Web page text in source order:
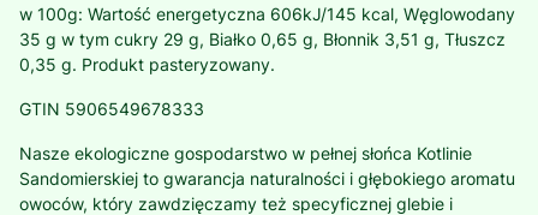
w 100g: Wartość energetyczna 606kJ/145 kcal, Węglowodany
35 g w tym cukry 29 g, Białko 0,65 g, Błonnik 3,51 g, Tłuszcz
0,35 g. Produkt pasteryzowany.
GTIN 5906549678333
Nasze ekologiczne gospodarstwo w pełnej słońca Kotlinie
Sandomierskiej to gwarancja naturalności i głębokiego aromatu
owoców, który zawdzięczamy też specyficznej glebie i